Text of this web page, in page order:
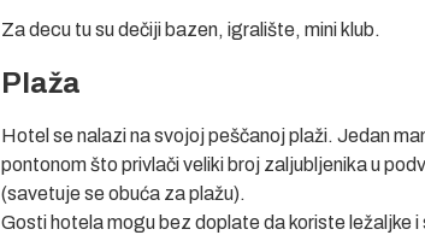
Za decu tu su dečiji bazen, igralište, mini klub.
Plaža
Hotel se nalazi na svojoj peščanoj plaži. Jedan
pontonom što privlači veliki broj zaljubljenika u
(savetuje se obuća za plažu).
Gosti hotela mogu bez doplate da koriste ležaljke